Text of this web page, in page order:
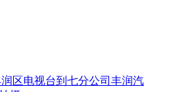
区电视台到七分公司丰润汽